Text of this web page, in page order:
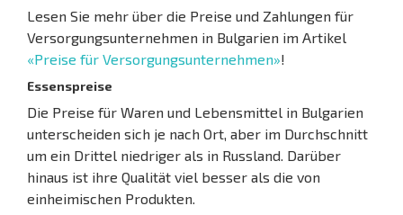
Lesen Sie mehr über die Preise und Zahlungen für
Versorgungsunternehmen in Bulgarien im Artikel
«Preise für Versorgungsunternehmen»!
Essenspreise
Die Preise für Waren und Lebensmittel in Bulgarien
unterscheiden sich je nach Ort, aber im Durchschnitt
um ein Drittel niedriger als in Russland. Darüber
hinaus ist ihre Qualität viel besser als die von
einheimischen Produkten.